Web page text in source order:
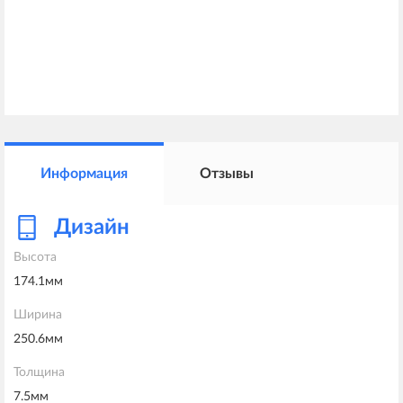
Информация Отзывы
Дизайн
Высота
174.1мм
Ширина
250.6мм
Толщина
7.5мм